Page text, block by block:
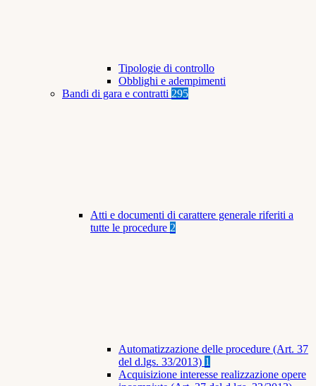
Tipologie di controllo
Obblighi e adempimenti
Bandi di gara e contratti 295
Atti e documenti di carattere generale riferiti a
tutte le procedure 2
Automatizzazione delle procedure (Art. 37
del d.lgs. 33/2013) 1
Acquisizione interesse realizzazione opere